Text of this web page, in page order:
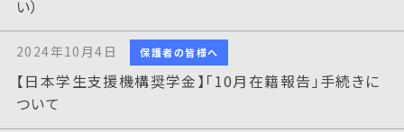
い）
2024年10月4日 保護者の皆様へ
【日本学生支援機構奨学金】「10月在籍報告」手続きに
ついて